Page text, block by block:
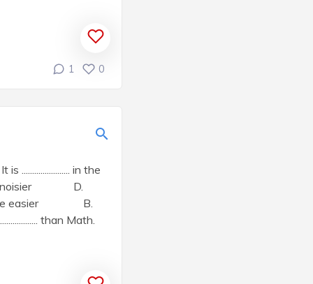
1 0
in the
noisier D.
A. the easier B.
than Math.